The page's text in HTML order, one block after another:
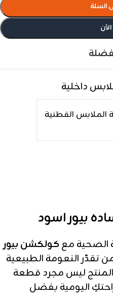
السلة
داخلية
القطنية
الصحية معكولكشن بيور
النعومة الطبيعية
المنتج ليس مجرد قطعة
اليومية بفضل